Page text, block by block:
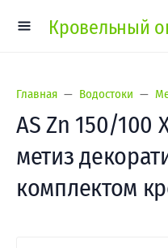
Кровельный
Главная Водостоки
AS Zn 150/100
метиз
комплектом